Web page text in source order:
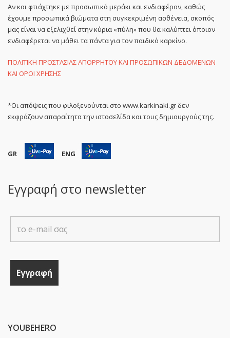
Αν και φτιάχτηκε με προσωπικό μεράκι και ενδιαφέρον, καθώς
έχουμε προσωπικά βιώματα στη συγκεκριμένη ασθένεια, σκοπός
μας είναι να εξελιχθεί στην κύρια «πύλη» που θα καλύπτει όποιον
ενδιαφέρεται να μάθει τα πάντα για τον παιδικό καρκίνο.
ΠΟΛΙΤΙΚΗ ΠΡΟΣΤΑΣΙΑΣ ΑΠΟΡΡΗΤΟΥ ΚΑΙ ΠΡΟΣΩΠΙΚΩΝ ΔΕΔΟΜΕΝΩΝ
ΚΑΙ ΟΡΟΙ ΧΡΗΣΗΣ
*Οι απόψεις που φιλοξενούνται στο www.karkinaki.gr δεν
εκφράζουν απαραίτητα την ιστοσελίδα και τους δημιουργούς της.
GR ENG
Εγγραφή στο newsletter
YOUBEHERO